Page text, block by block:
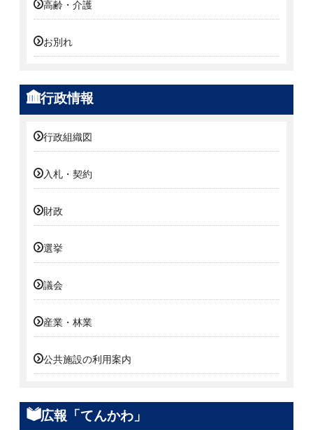
高齢・介護
お別れ
行政情報
行政組織図
入札・契約
財政
選挙
議会
産業・林業
公共施設の利用案内
広報「てんかわ」